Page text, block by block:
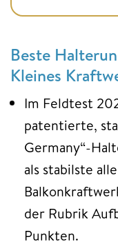
Beste
Kleines
Im Feldtest
patentierte,
Germany“-
als stabilste
der Rubrik
Punkten.